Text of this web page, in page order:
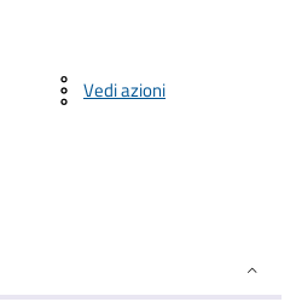
Vedi azioni